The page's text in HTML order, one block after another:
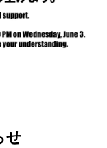
ド
ービス
ポート
について
問
せ